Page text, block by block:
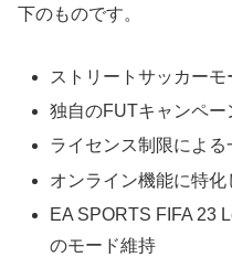
下のものです。
ストリートサッカーモ
独自のFUTキャンペー
ライセンス制限によ
オンライン機能に特
EA SPORTS FIFA 23
のモード維持